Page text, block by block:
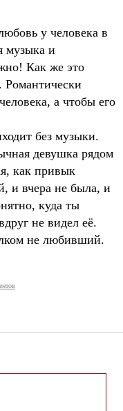
у человека в
музыка и
Как же это
а чтобы его
без музыки.
девушка рядом
как привык
и вчера не была, и
куда ты
не видел её.
не любивший.